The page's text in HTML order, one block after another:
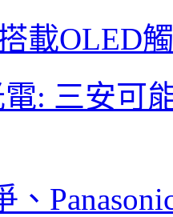
載OLED
: 三安可
、